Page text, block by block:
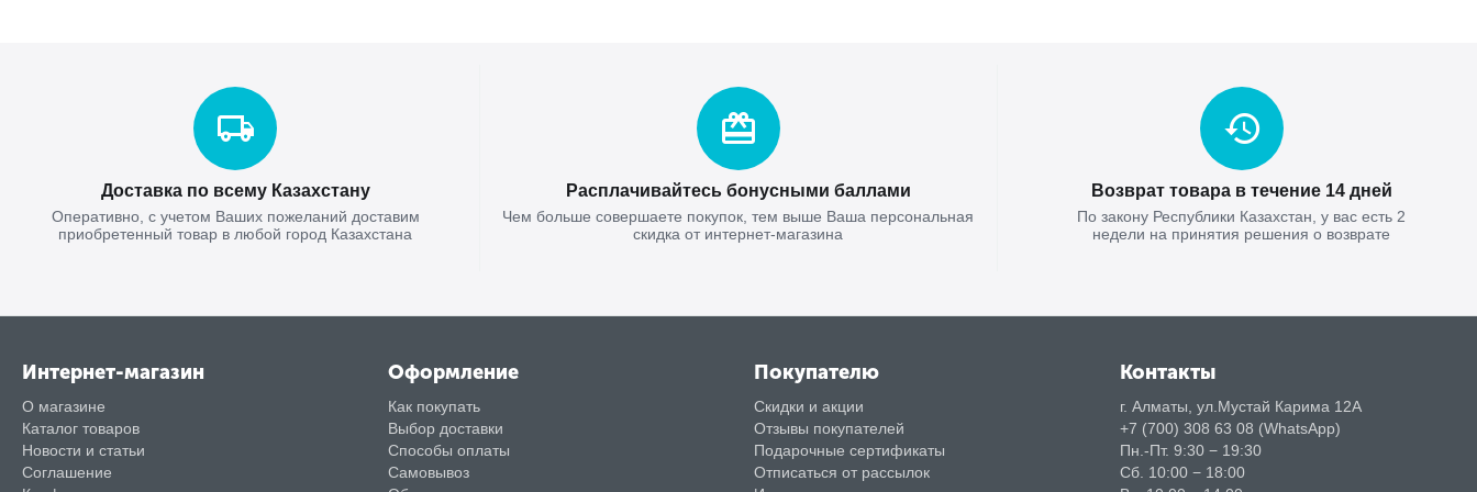
Доставка по всему Казахстану
Оперативно, с учетом Ваших пожеланий доставим
приобретенный товар в любой город Казахстана
Расплачивайтесь бонусными баллами
Чем больше совершаете покупок, тем выше Ваша персональная
скидка от интернет-магазина
Возврат товара в течение 14 дней
По закону Республики Казахстан, у вас есть 2
недели на принятия решения о возврате
Интернет-магазин
О магазине
Каталог товаров
Новости и статьи
Соглашение
Оформление
Как покупать
Выбор доставки
Способы оплаты
Самовывоз
Покупателю
Скидки и акции
Отзывы покупателей
Подарочные сертификаты
Отписаться от рассылок
Контакты
г. Алматы, ул.Мустай Карима 12А
+7 (700) 308 63 08 (WhatsApp)
Пн.-Пт. 9:30 − 19:30
Сб. 10:00 − 18:00